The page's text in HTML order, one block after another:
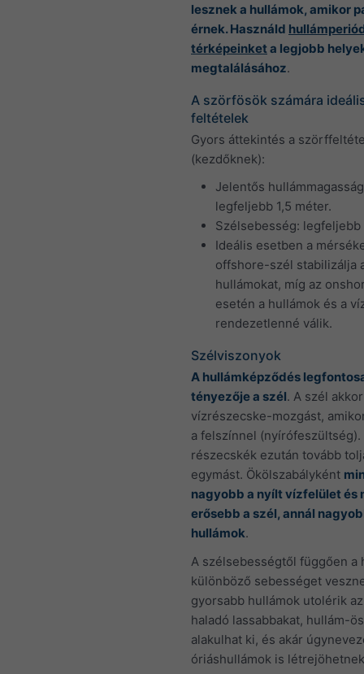
lesznek a hullámok, amikor
érnek. Használd
térképeinket a legjobb
megtalálásához.
A szörfösök számára
feltételek
Gyors áttekintés a
(kezdőknek):
Jelentős
legfeljebb 1,5 méter.
Szélsebesség:
Ideális esetben a
offshore-szél stabilizálja
hullámokat, míg az
esetén a hullámok és a
rendezetlenné válik.
Szélviszonyok
A hullámképződés
tényezője a szél. A szél
vízrészecske-mozgást,
a felszínnel (nyírófeszültség).
részecskék ezután tovább
egymást. Ökölszabályként
nagyobb a nyílt vízfelület és
erősebb a szél, annál
hullámok.
A szélsebességtől függően a
különböző sebességet
gyorsabb hullámok utolérik
haladó lassabbakat, hullám-
alakulhat ki, és akár
óriáshullámok is